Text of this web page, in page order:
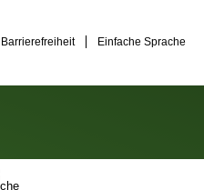
Barrierefreiheit Einfache Sprache